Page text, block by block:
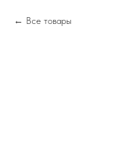
Все товары